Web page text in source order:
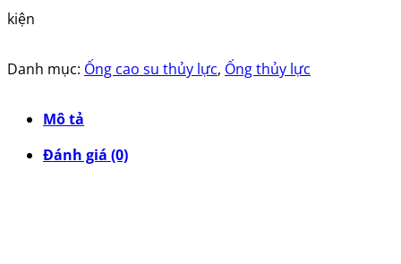
kiện
Danh mục: Ống cao su thủy lực, Ống thủy lực
Mô tả
Đánh giá (0)